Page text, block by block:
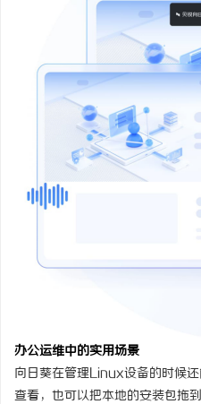
办公运维中的实用场景
向日葵在管理Linux设备的时候
查看，也可以把本地的安装包拖